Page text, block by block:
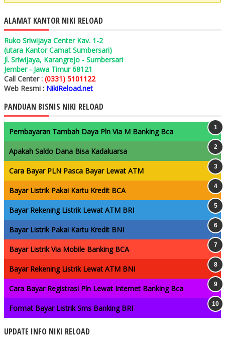
ALAMAT KANTOR NIKI RELOAD
Ruko Sriwijaya Center Kav. 1-2
(utara Kantor Camat Sumbersari)
Jl. Sriwijaya, Karangrejo - Sumbersari
Jember - Jawa Timur 68121
Call Center : (0331) 5101122
Web Resmi : NikiReload.net
PANDUAN BISNIS NIKI RELOAD
Pembayaran Tambah Daya Pln Via M Banking Bca
Apakah Saldo Dana Bisa Kadaluarsa
Cara Bayar PLN Pasca Bayar Lewat ATM
Bayar Listrik Pakai Kartu Kredit BCA
Bayar Rekening Listrik Lewat ATM BRI
Bayar Listrik Pakai Kartu Kredit BNI
Bayar Listrik Via Mobile Banking BCA
Bayar Rekening Listrik Lewat ATM BNI
Cara Bayar Registrasi Pln Lewat Internet Banking Bca
Format Bayar Listrik Sms Banking BRI
UPDATE INFO NIKI RELOAD